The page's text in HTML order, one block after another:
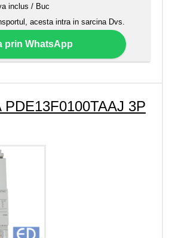
inclus / Buc
acesta intra in sarcina Dvs.
prin WhatsApp
PDE13F0100TAAJ 3P